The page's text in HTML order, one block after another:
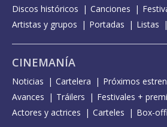
Discos históricos
Canciones
Artistas y grupos
Portadas Listas
CINEMANÍA
Noticias Cartelera Próximos
Avances
Tráilers
Festivales +
Actores y actrices
Carteles Box-